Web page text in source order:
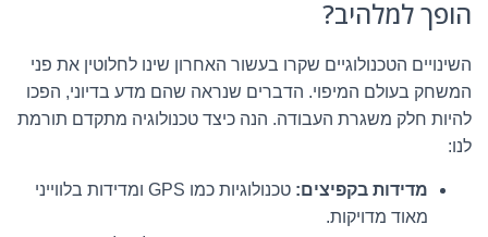
הופך למלהיב?
השינויים הטכנולוגיים שקרו בעשור האחרון שינו לחלוטין את פני
המשחק בעולם המיפוי. הדברים שנראה שהם מדע בדיוני, הפכו
להיות חלק משגרת העבודה. הנה כיצד טכנולוגיה מתקדם תורמת
לנו:
מדידות בקפיצים:
טכנולוגיות כמו GPS ומדידות בלווייני
מאוד מדויקות.